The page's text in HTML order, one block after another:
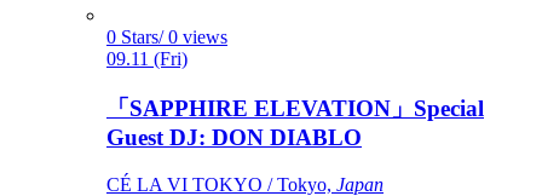
0 Stars/ 0 views
09.11 (Fri)
「SAPPHIRE ELEVATION」Special
Guest DJ: DON DIABLO
CÉ LA VI TOKYO / Tokyo, Japan